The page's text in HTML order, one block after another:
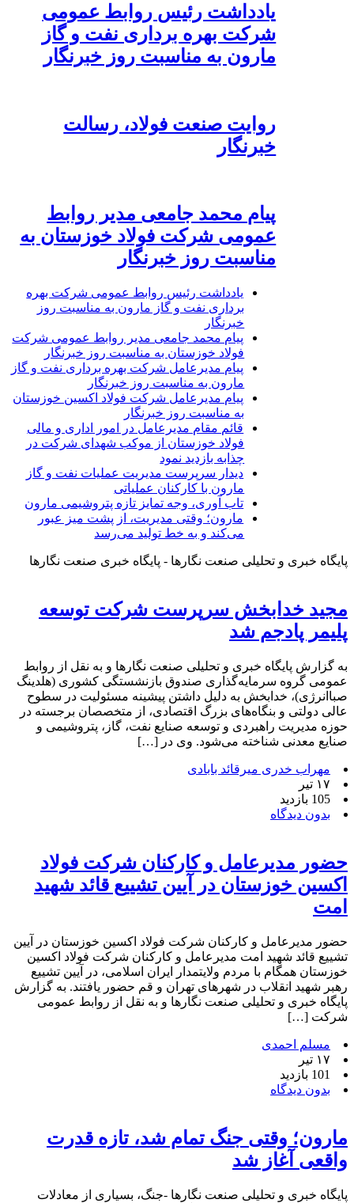
یادداشت رئیس روابط عمومی
شرکت بهره برداری نفت و گاز
مارون به مناسبت روز خبرنگار
روایت صنعت فولاد،‌ رسالت
خبرنگار
پیام محمد جامعی مدیر روابط
عمومی شرکت فولاد خوزستان به
مناسبت روز خبرنگار
یادداشت رئیس روابط عمومی شرکت بهره
برداری نفت و گاز مارون به مناسبت روز
خبرنگار
پیام محمد جامعی مدیر روابط عمومی شرکت
فولاد خوزستان به مناسبت روز خبرنگار
پیام مدیرعامل شرکت بهره برداری نفت و گاز
مارون به مناسبت روز خبرنگار
پیام مدیرعامل شرکت فولاد اکسین خوزستان
به مناسبت روز خبرنگار
قائم مقام مدیرعامل در امور اداری و مالی
فولاد خوزستان از موکب شهدای شرکت در
چذابه بازدید نمود
دیدار سرپرست مدیریت عملیات نفت و گاز
مارون با کارکنان عملیاتی
تاب آوری، وجه تمایز تازه پتروشیمی مارون
مارون؛ وقتی مدیریت، از پشت میز عبور
می‌کند و به خط تولید می‌رسد
پایگاه خبری و تحلیلی صنعت نگارها - پایگاه خبری صنعت نگارها
مجید خدابخش سرپرست شرکت توسعه
پلیمر پادجم شد
به گزارش پایگاه خبری و تحلیلی صنعت نگارها و به نقل از روابط
عمومی گروه سرمایه‌گذاری صندوق بازنشستگی کشوری (هلدینگ
صباانرژی)، خدابخش به دلیل داشتن پیشینه مسئولیت در سطوح
عالی دولتی و بنگاه‌های بزرگ اقتصادی، از متخصصان برجسته در
حوزه مدیریت راهبردی و توسعه صنایع نفت، گاز، پتروشیمی و
صنایع معدنی شناخته می‌شود. وی در […]
مهراب خدری میرقائد بابادی
۱۷ تیر
105 بازدید
بدون دیدگاه
حضور مدیرعامل و کارکنان شرکت فولاد
اکسین خوزستان در آیین تشییع قائد شهید
امت
حضور مدیرعامل و کارکنان شرکت فولاد اکسین خوزستان در آیین
تشییع قائد شهید امت مدیرعامل و کارکنان شرکت فولاد اکسین
خوزستان همگام با مردم ولایتمدار ایران اسلامی، در آیین تشییع
رهبر شهید انقلاب در شهرهای تهران و قم حضور یافتند. به گزارش
پایگاه خبری و تحلیلی صنعت نگارها و به نقل از روابط عمومی
شرکت […]
مسلم احمدی
۱۷ تیر
101 بازدید
بدون دیدگاه
مارون؛ وقتی جنگ تمام شد، تازه قدرت
واقعی آغاز شد
پایگاه خبری و تحلیلی صنعت نگارها -جنگ، بسیاری از معادلات